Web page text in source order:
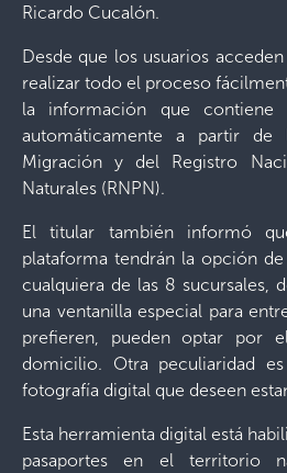
Ricardo Cucalón.
Desde que los usuarios
realizar todo el proceso
la información que
automáticamente a partir
Migración y del Registro
Naturales (RNPN).
El titular también informó
plataforma tendrán la opción
cualquiera de las 8 sucursales,
una ventanilla especial para
prefieren, pueden optar por
domicilio. Otra peculiaridad
fotografía digital que deseen
Esta herramienta digital está
pasaportes en el territorio